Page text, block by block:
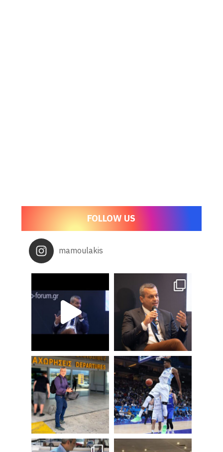
mamoulakis
FOLLOW US